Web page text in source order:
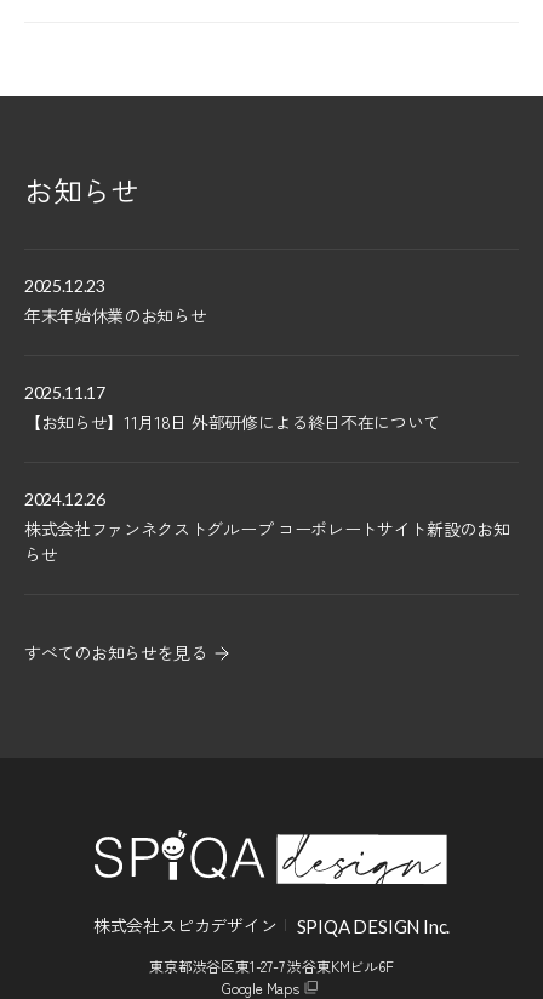
お知らせ
2025.12.23
年末年始休業のお知らせ
2025.11.17
【お知らせ】11月18日 外部研修による終日不在について
2024.12.26
株式会社ファンネクストグループ コーポレートサイト新設のお知
らせ
すべてのお知らせを見る
株式会社スピカデザイン SPIQA DESIGN Inc.
東京都渋谷区東1-27-7 渋谷東KMビル6F
Google Maps